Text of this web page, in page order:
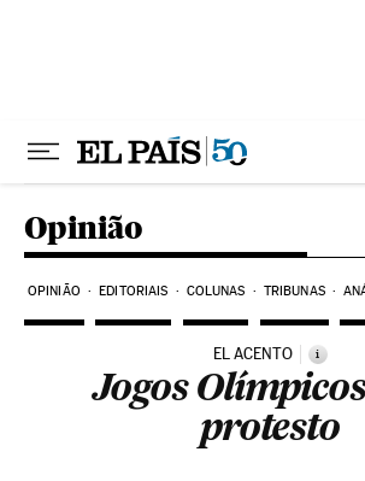
Opinião
OPINIÃO EDITORIAIS COLUNAS TRIBUNAS
EL ACENTO i
Jogos
protesto